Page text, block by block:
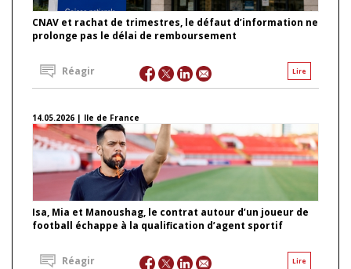
CNAV et rachat de trimestres, le défaut d’information ne
prolonge pas le délai de remboursement
Lire
Réagir
14.05.2026 | Ile de France
Isa, Mia et Manoushag, le contrat autour d’un joueur de
football échappe à la qualification d’agent sportif
Lire
Réagir